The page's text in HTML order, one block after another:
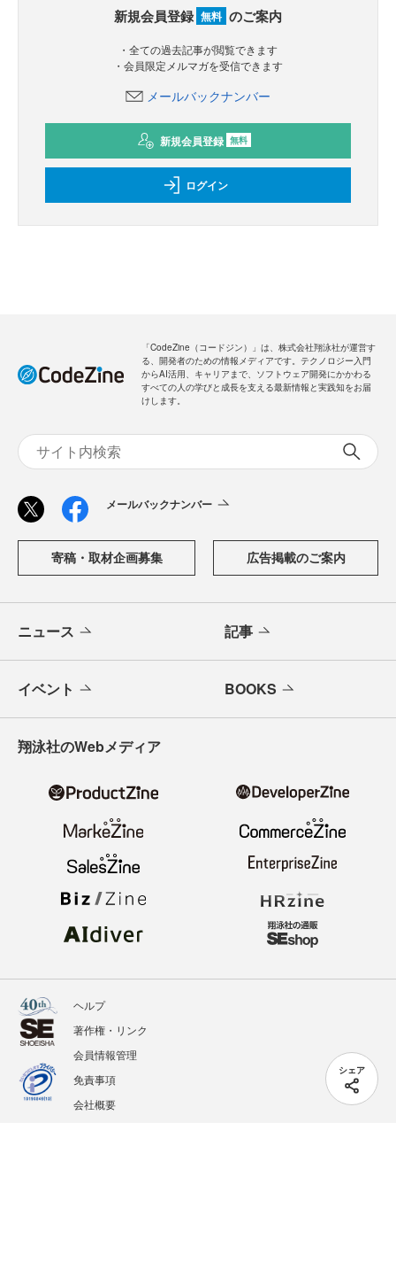
シェア
新規会員登録 無料 のご案内
・全ての過去記事が閲覧できます
・会員限定メルマガを受信できます
メールバックナンバー
新規会員登録 無料
ログイン
「CodeZine（コードジン）」は、株式会社翔泳社が運営す
る、開発者のための情報メディアです。テクノロジー入門
からAI活用、キャリアまで、ソフトウェア開発にかかわる
すべての人の学びと成長を支える最新情報と実践知をお届
けします。
メールバックナンバー
寄稿・取材企画募集 広告掲載のご案内
ニュース 記事
イベント BOOKS
翔泳社のWebメディア
ヘルプ
著作権・リンク
会員情報管理
免責事項
会社概要